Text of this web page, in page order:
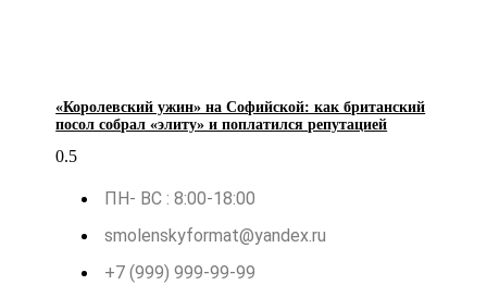
«Королевский ужин» на Софийской: как британский
посол собрал «элиту» и поплатился репутацией
ПН- ВС : 8:00-18:00
smolenskyformat@yandex.ru
+7 (999) 999-99-99